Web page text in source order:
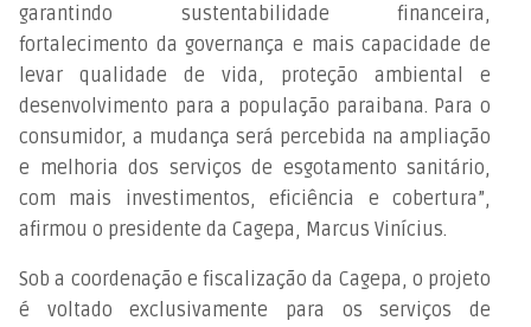
garantindo sustentabilidade financeira,
fortalecimento da governança e mais capacidade de
levar qualidade de vida, proteção ambiental e
desenvolvimento para a população paraibana. Para o
consumidor, a mudança será percebida na ampliação
e melhoria dos serviços de esgotamento sanitário,
com mais investimentos, eficiência e cobertura”,
afirmou o presidente da Cagepa, Marcus Vinícius.
Sob a coordenação e fiscalização da Cagepa, o projeto
é voltado exclusivamente para os serviços de